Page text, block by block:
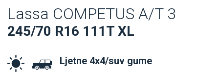
Lassa COMPETUS A/T 3
245/70 R16 111T XL
Ljetne 4x4/suv gume